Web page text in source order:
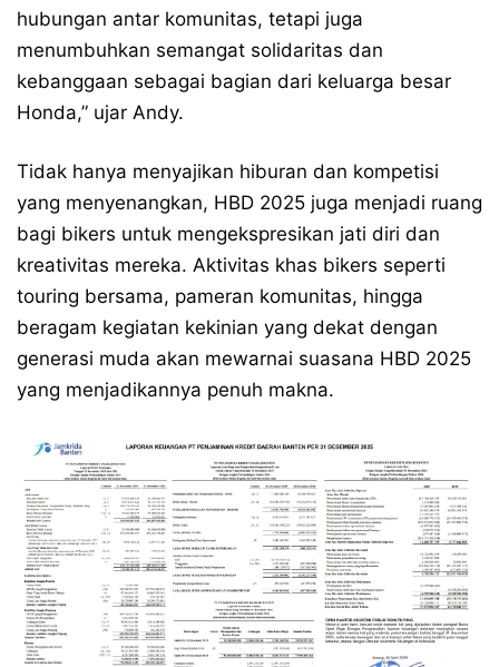
hubungan antar komunitas, tetapi juga
menumbuhkan semangat solidaritas dan
kebanggaan sebagai bagian dari keluarga besar
Honda,” ujar Andy.
Tidak hanya menyajikan hiburan dan kompetisi
yang menyenangkan, HBD 2025 juga menjadi ruang
bagi bikers untuk mengekspresikan jati diri dan
kreativitas mereka. Aktivitas khas bikers seperti
touring bersama, pameran komunitas, hingga
beragam kegiatan kekinian yang dekat dengan
generasi muda akan mewarnai suasana HBD 2025
yang menjadikannya penuh makna.